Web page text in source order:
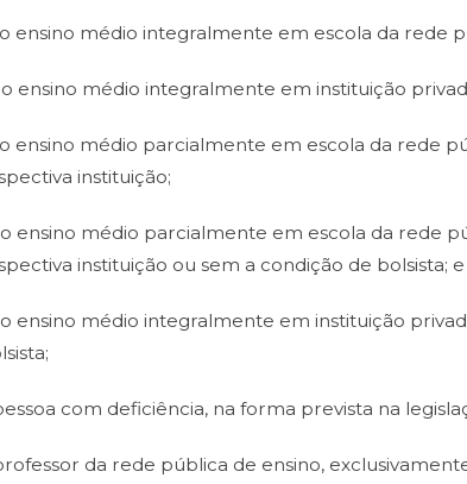
ensino médio integralmente em escola da rede
ensino médio integralmente em instituição
ensino médio parcialmente em escola da rede
instituição;
ensino médio parcialmente em escola da rede
instituição ou sem a condição de bolsista; e
ensino médio integralmente em instituição
com deficiência, na forma prevista na
da rede pública de ensino,